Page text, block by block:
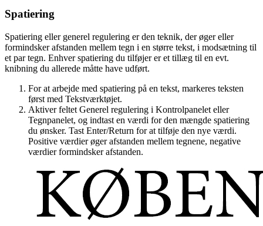
Spatiering
Spatiering eller generel regulering er den teknik, der øger eller
formindsker afstanden mellem tegn i en større tekst, i modsætning til
et par tegn. Enhver spatiering du tilføjer er et tillæg til en evt.
knibning du allerede måtte have udført.
For at arbejde med spatiering på en tekst, markeres teksten
først med Tekstværktøjet.
Aktiver feltet Generel regulering i Kontrolpanelet eller
Tegnpanelet, og indtast en værdi for den mængde spatiering
du ønsker. Tast Enter/Return for at tilføje den nye værdi.
Positive værdier øger afstanden mellem tegnene, negative
værdier formindsker afstanden.